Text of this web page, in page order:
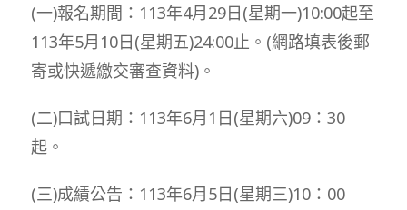
(一)報名期間：113年4月29日(星期一)10:00起至
113年5月10日(星期五)24:00止。(網路填表後郵
寄或快遞繳交審查資料)。
(二)口試日期：113年6月1日(星期六)09：30
起。
(三)成績公告：113年6月5日(星期三)10：00